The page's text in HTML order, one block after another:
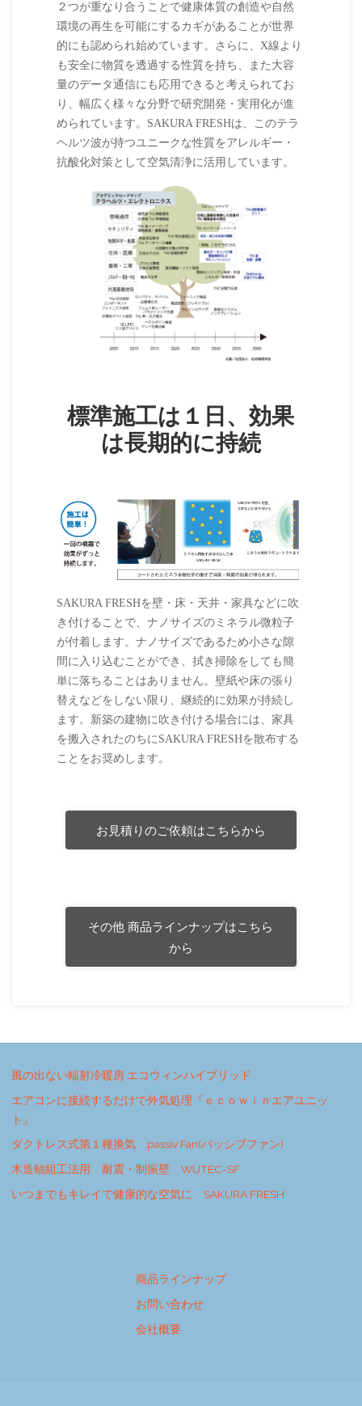
２つが重なり合うことで健康体質の創造や自然
環境の再生を可能にするカギがあることが世界
的にも認められ始めています。さらに、X線より
も安全に物質を透過する性質を持ち、また大容
量のデータ通信にも応用できると考えられてお
り、幅広く様々な分野で研究開発・実用化が進
められています。SAKURA FRESHは、このテラ
ヘルツ波が持つユニークな性質をアレルギー・
抗酸化対策として空気清浄に活用しています。
標準施工は１日、効果
は長期的に持続
SAKURA FRESHを壁・床・天井・家具などに吹
き付けることで、ナノサイズのミネラル微粒子
が付着します。ナノサイズであるため小さな隙
間に入り込むことができ、拭き掃除をしても簡
単に落ちることはありません。壁紙や床の張り
替えなどをしない限り、継続的に効果が持続し
ます。新築の建物に吹き付ける場合には、家具
を搬入されたのちにSAKURA FRESHを散布する
ことをお奨めします。
お見積りのご依頼はこちらから
その他 商品ラインナップはこちら
から
風の出ない輻射冷暖房 エコウィンハイブリッド
エアコンに接続するだけで外気処理『ｅｃｏｗｉｎエアユニッ
ト』
ダクトレス式第１種換気 passiv Fan(パッシブファン)
木造軸組工法用 耐震・制振壁 WUTEC-SF
いつまでもキレイで健康的な空気に SAKURA FRESH
商品ラインナップ
お問い合わせ
会社概要